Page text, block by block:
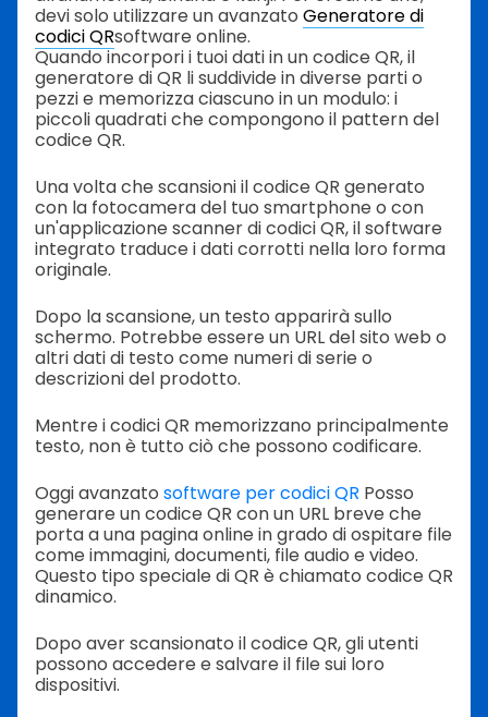
devi solo utilizzare un avanzato Generatore di
codici QRsoftware online.
Quando incorpori i tuoi dati in un codice QR, il
generatore di QR li suddivide in diverse parti o
pezzi e memorizza ciascuno in un modulo: i
piccoli quadrati che compongono il pattern del
codice QR.
Una volta che scansioni il codice QR generato
con la fotocamera del tuo smartphone o con
un'applicazione scanner di codici QR, il software
integrato traduce i dati corrotti nella loro forma
originale.
Dopo la scansione, un testo apparirà sullo
schermo. Potrebbe essere un URL del sito web o
altri dati di testo come numeri di serie o
descrizioni del prodotto.
Mentre i codici QR memorizzano principalmente
testo, non è tutto ciò che possono codificare.
Oggi avanzato software per codici QR Posso
generare un codice QR con un URL breve che
porta a una pagina online in grado di ospitare file
come immagini, documenti, file audio e video.
Questo tipo speciale di QR è chiamato codice QR
dinamico.
Dopo aver scansionato il codice QR, gli utenti
possono accedere e salvare il file sui loro
dispositivi.